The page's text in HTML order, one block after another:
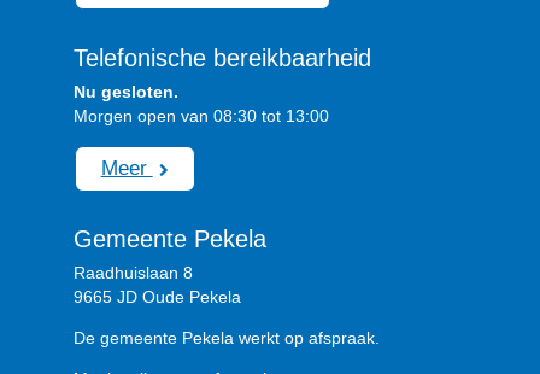
Telefonische bereikbaarheid
Nu gesloten.
Morgen open van 08:30 tot 13:00
Meer
Gemeente Pekela
Raadhuislaan 8
9665 JD Oude Pekela
De gemeente Pekela werkt op afspraak.